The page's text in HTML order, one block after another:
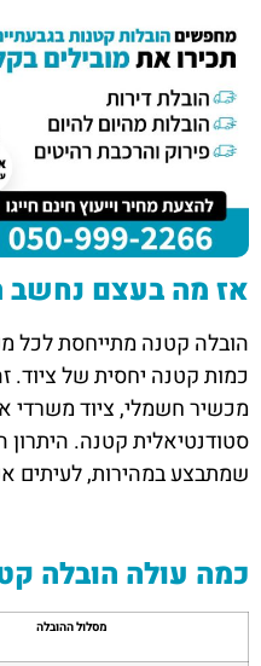
אז מה בעצם נחשב
הובלה קטנה מתייחסת לכל
כמות קטנה יחסית של ציוד.
מכשיר חשמלי, ציוד משרדי
סטודנטיאלית קטנה. היתרון
שמתבצע במהירות, לעיתים
כמה עולה הובלה
מסלול ההובלה